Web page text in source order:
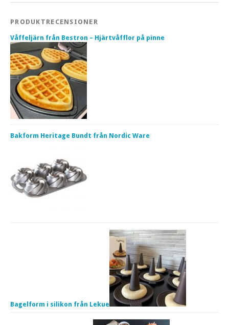
PRODUKTRECENSIONER
Våffeljärn från Bestron – Hjärtvåfflor på pinne
Bakform Heritage Bundt från Nordic Ware
Bagelform i silikon från Lekue